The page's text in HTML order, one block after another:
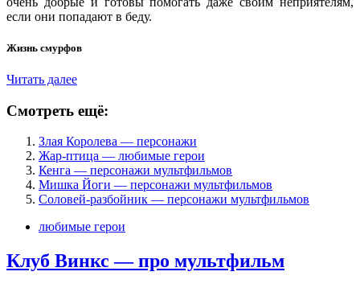
если они попадают в беду.
Жизнь смурфов
Читать далее
Смотреть ещё:
Злая Королева — персонажи
Жар-птица — любимые герои
Кенга — персонажи мультфильмов
Мишка Йоги — персонажи мультфильмов
Соловей-разбойник — персонажи мультфильмов
любимые герои
Клуб Винкс — про мультфильм